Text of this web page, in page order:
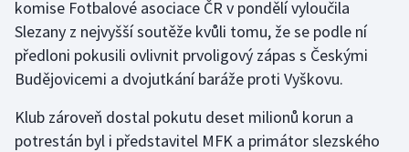
Rychlostní kanoistika
Short track
Sportovní střelba
komise Fotbalové asociace ČR v pondělí vyloučila
Slezany z nejvyšší soutěže kvůli tomu, že se podle ní
předloni pokusili ovlivnit prvoligový zápas s Českými
Budějovicemi a dvojutkání baráže proti Vyškovu.
Klub zároveň dostal pokutu deset milionů korun a
potrestán byl i představitel MFK a primátor slezského